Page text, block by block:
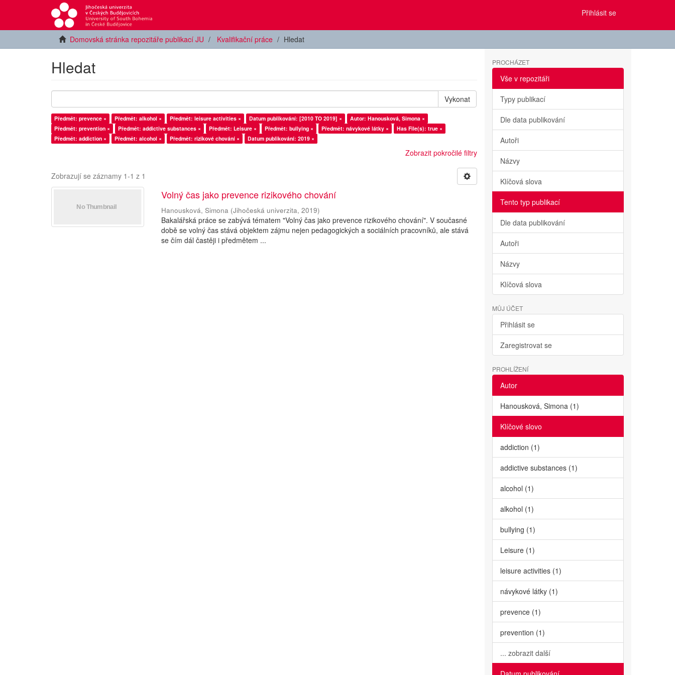
Přihlásit se
Domovská stránka repozitáře publikací JU Kvalifikační práce Hledat
Hledat
Vykonat
Předmět: prevence × Předmět: alkohol × Předmět: leisure activities × Datum publikování: [2010 TO 2019] ×
Autor: Hanousková, Simona ×
Předmět: prevention ×
Předmět: addictive substances × Předmět: Leisure × Předmět: bullying × Předmět: návykové látky ×
Has File(s): true ×
Předmět: addiction ×
Předmět: alcohol × Předmět: rizikové chování × Datum publikování: 2019 ×
Zobrazit pokročilé filtry
Zobrazují se záznamy 1-1 z 1
Volný čas jako prevence rizikového chování
Hanousková, Simona (Jihočeská univerzita,2019)
Bakalářská práce se zabývá tématem "Volný čas jako prevence rizikového chování". V současné
době se volný čas stává objektem zájmu nejen pedagogických a sociálních pracovníků, ale stává
se čím dál častěji i předmětem ...
PROCHÁZET
Vše v repozitáři
Typy publikací
Dle data publikování
Autoři
Názvy
Klíčová slova
Tento typ publikací
Dle data publikování
Autoři
Názvy
Klíčová slova
MŮJ ÚČET
Přihlásit se
Zaregistrovat se
PROHLÍŽENÍ
Autor
Hanousková, Simona (1)
Klíčové slovo
addiction (1)
addictive substances (1)
alcohol (1)
alkohol (1)
bullying (1)
Leisure (1)
leisure activities (1)
návykové látky (1)
prevence (1)
prevention (1)
... zobrazit další